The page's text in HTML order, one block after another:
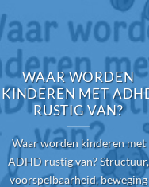
WAAR WORDEN
KINDEREN MET
RUSTIG VAN?
Waar worden kinderen met
ADHD rustig van? Structuur,
voorspelbaarheid, beweging